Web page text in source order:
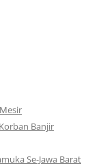
Banjir
Se-Jawa Barat